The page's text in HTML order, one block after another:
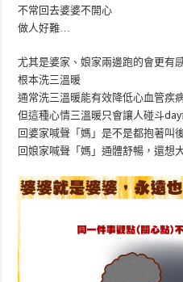
不常回去婆婆不開心
做人好難…
尤其是婆家、娘家兩邊跑的會更有
根本洗三溫暖
通常洗三溫暖能有效降低心血管疾
但這種心情三溫暖只會讓人碰斗
回婆家喊聲「媽」是不是都抱著叫
回娘家喊聲「媽」通體舒暢，還想